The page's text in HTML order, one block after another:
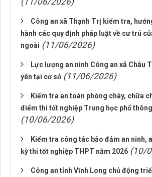
Công an xã Thạnh Trị kiểm tra,
hành các quy định pháp luật về cư trú
ngoài (11/06/2026)
Lực lượng an ninh Công an xã Châu
yên tại cơ sở (11/06/2026)
Kiểm tra an toàn phòng cháy, chữa
điểm thi tốt nghiệp Trung học phổ
(10/06/2026)
Kiểm tra công tác bảo đảm an ninh,
kỳ thi tốt nghiệp THPT năm 2026 (10/
Công an tỉnh Vĩnh Long chủ động